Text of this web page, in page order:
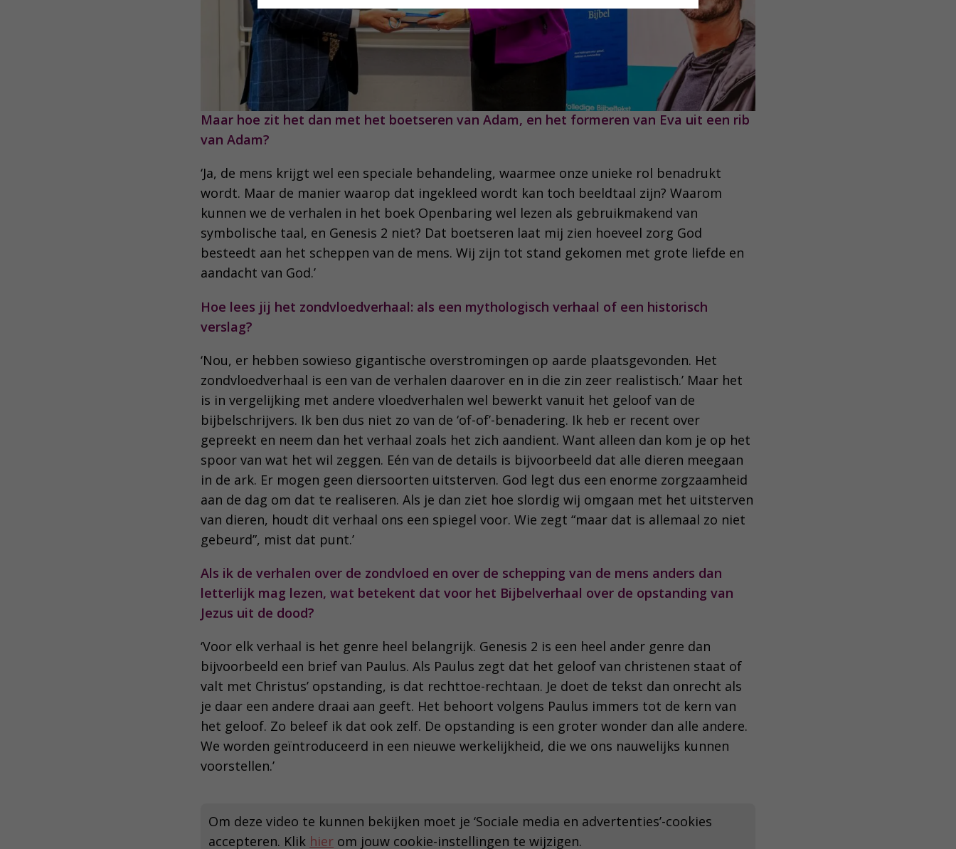
Maar hoe zit het dan met het boetseren van Adam, en het formeren van Eva uit een rib
van Adam?
‘Ja, de mens krijgt wel een speciale behandeling, waarmee onze unieke rol benadrukt
wordt. Maar de manier waarop dat ingekleed wordt kan toch beeldtaal zijn? Waarom
kunnen we de verhalen in het boek Openbaring wel lezen als gebruikmakend van
symbolische taal, en Genesis 2 niet? Dat boetseren laat mij zien hoeveel zorg God
besteedt aan het scheppen van de mens. Wij zijn tot stand gekomen met grote liefde en
aandacht van God.’
Hoe lees jij het zondvloedverhaal: als een mythologisch verhaal of een historisch
verslag?
‘Nou, er hebben sowieso gigantische overstromingen op aarde plaatsgevonden. Het
zondvloedverhaal is een van de verhalen daarover en in die zin zeer realistisch.’ Maar het
is in vergelijking met andere vloedverhalen wel bewerkt vanuit het geloof van de
bijbelschrijvers. Ik ben dus niet zo van de ‘of-of’-benadering. Ik heb er recent over
gepreekt en neem dan het verhaal zoals het zich aandient. Want alleen dan kom je op het
spoor van wat het wil zeggen. Eén van de details is bijvoorbeeld dat alle dieren meegaan
in de ark. Er mogen geen diersoorten uitsterven. God legt dus een enorme zorgzaamheid
aan de dag om dat te realiseren. Als je dan ziet hoe slordig wij omgaan met het uitsterven
van dieren, houdt dit verhaal ons een spiegel voor. Wie zegt “maar dat is allemaal zo niet
gebeurd”, mist dat punt.’
Als ik de verhalen over de zondvloed en over de schepping van de mens anders dan
letterlijk mag lezen, wat betekent dat voor het Bijbelverhaal over de opstanding van
Jezus uit de dood?
‘Voor elk verhaal is het genre heel belangrijk. Genesis 2 is een heel ander genre dan
bijvoorbeeld een brief van Paulus. Als Paulus zegt dat het geloof van christenen staat of
valt met Christus’ opstanding, is dat rechttoe-rechtaan. Je doet de tekst dan onrecht als
je daar een andere draai aan geeft. Het behoort volgens Paulus immers tot de kern van
het geloof. Zo beleef ik dat ook zelf. De opstanding is een groter wonder dan alle andere.
We worden geïntroduceerd in een nieuwe werkelijkheid, die we ons nauwelijks kunnen
voorstellen.’
Om deze video te kunnen bekijken moet je ‘Sociale media en advertenties’-cookies
accepteren. Klik hier om jouw cookie-instellingen te wijzigen.